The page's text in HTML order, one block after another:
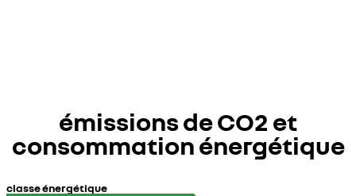
émissions de CO2 et
consommation énergétique
classe énergétique